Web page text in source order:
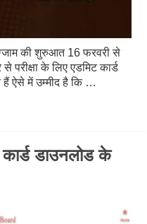
की शुरुआत 16 फरवरी से
के लिए एडमिट कार्ड
हैं ऐसे में उम्मीद है कि …
डाउनलोड के